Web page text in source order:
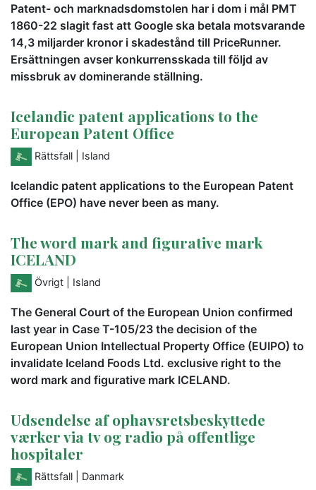
Patent- och marknadsdomstolen har i dom i mål PMT
1860-22 slagit fast att Google ska betala motsvarande
14,3 miljarder kronor i skadestånd till PriceRunner.
Ersättningen avser konkurrensskada till följd av
missbruk av dominerande ställning.
Icelandic patent applications to the
European Patent Office
Rättsfall | Island
Icelandic patent applications to the European Patent
Office (EPO) have never been as many.
The word mark and figurative mark
ICELAND
Övrigt | Island
The General Court of the European Union confirmed
last year in Case T-105/23 the decision of the
European Union Intellectual Property Office (EUIPO) to
invalidate Iceland Foods Ltd. exclusive right to the
word mark and figurative mark ICELAND.
Udsendelse af ophavsretsbeskyttede
værker via tv og radio på offentlige
hospitaler
Rättsfall | Danmark